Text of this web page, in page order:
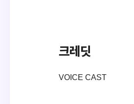
크레딧
VOICE CAST